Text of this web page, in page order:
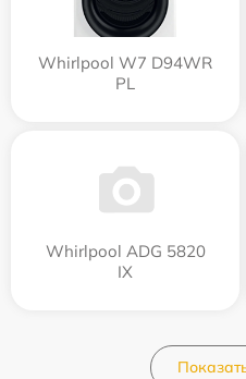
Whirlpool W7 D94WR
PL
Whirlpool ADG 5820
IX